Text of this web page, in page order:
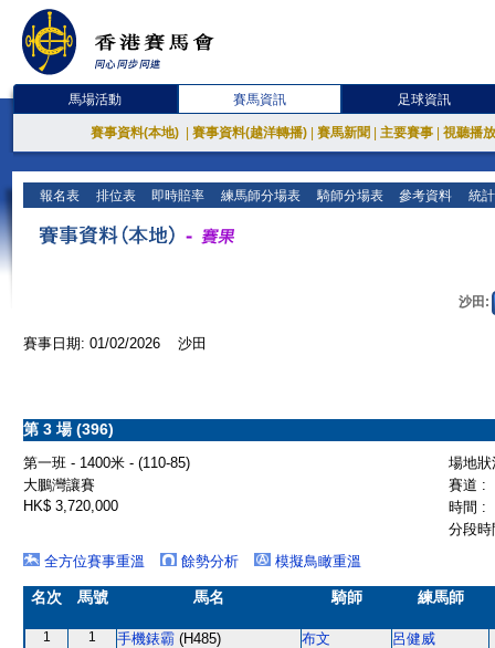
馬場活動 賽馬資訊 足球資訊
賽事資料(本地) 賽事資料(越洋轉播) 賽馬新聞 主要賽事 視聽播
報名表 排位表 即時賠率 練馬師分場表 騎師分場表 參考資料 統
沙田:
賽事日期: 01/02/2026 沙田
第 3 場 (396)
第一班 - 1400米 - (110-85)
場地
大鵬灣讓賽
賽道 :
HK$ 3,720,000
時間 :
分段
全方位賽事重溫
餘勢分析 模擬鳥瞰重溫
名次 馬號 馬名 騎師 練馬師
1 1 手機錶霸 (H485) 布文 呂健威